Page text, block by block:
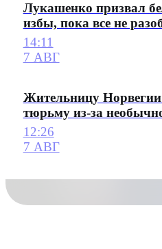
Лукашенко призвал
избы, пока все не
14:11
7 АВГ
Жительницу
тюрьму из-за
12:26
7 АВГ